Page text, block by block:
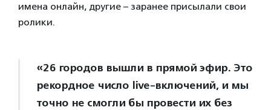
имена онлайн, другие – заранее присылали свои
ролики.
«26 городов вышли в прямой эфир. Это
рекордное число live-включений, и мы
точно не смогли бы провести их без